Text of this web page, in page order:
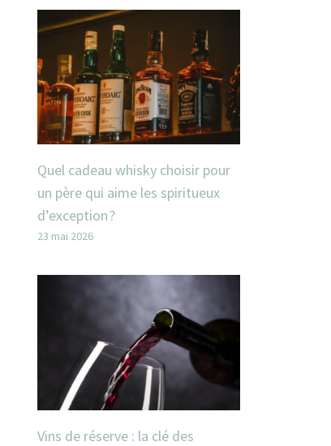
Quel cadeau whisky choisir pour
un père qui aime les spiritueux
d’exception ?
23 mai 2026
Vins de réserve : la clé des